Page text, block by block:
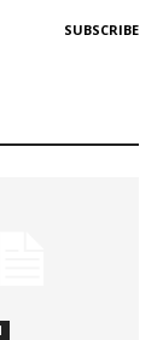
SUBSCRIBE